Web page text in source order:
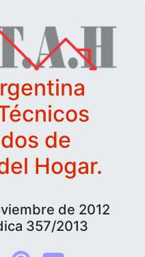
de
Hogar.
de 2012
357/2013